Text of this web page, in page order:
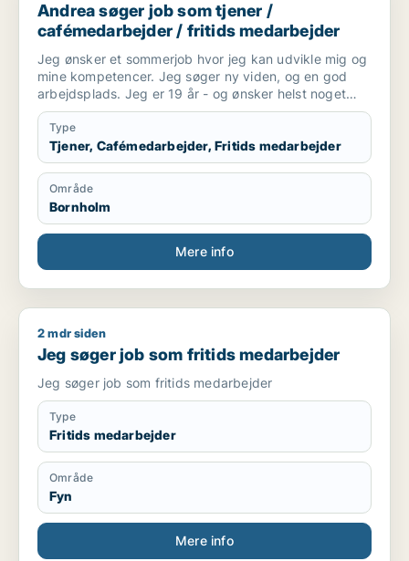
Andrea søger job som tjener /
cafémedarbejder / fritids medarbejder
Jeg ønsker et sommerjob hvor jeg kan udvikle mig og
mine kompetencer. Jeg søger ny viden, og en god
arbejdsplads. Jeg er 19 år - og ønsker helst noget
hvor jeg kan komme i kontakt med mennesker
Type
Tjener, Cafémedarbejder, Fritids medarbejder
Område
Bornholm
Mere info
Jeg søger job som fritids medarbejder
2 mdr siden
Jeg søger job som fritids medarbejder
Jeg søger job som fritids medarbejder
Type
Fritids medarbejder
Område
Fyn
Mere info